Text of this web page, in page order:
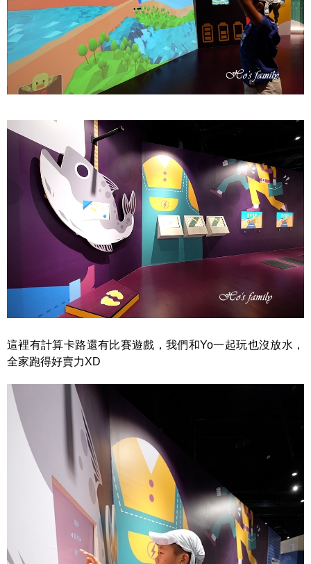
這裡有計算卡路還有比賽遊戲，我們和Yo一起玩也沒放水，
全家跑得好賣力XD